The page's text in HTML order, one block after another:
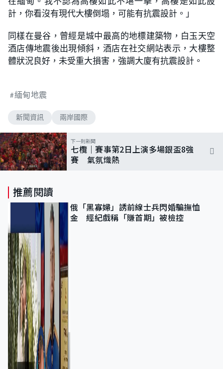
計，你看沒有現代大樓倒塌，可能有抗震設計。」
同樣在曼谷，曾經是城中最高的地標建築物，白玉天空
酒店傳地震後出現傾斜，酒店在社交網站表示，大樓整
體狀況良好，未受重大損害，強調大廈有抗震設計。
緬甸地震
新聞資訊 兩岸國際
下一則新聞
七欖｜賽事第2日上演多場銀盃8強
賽 氣氛熾熱
推薦閱讀
俄「黑寡婦」誘前線士兵閃婚騙撫恤
金 經紀戲稱「賺首期」被檢控